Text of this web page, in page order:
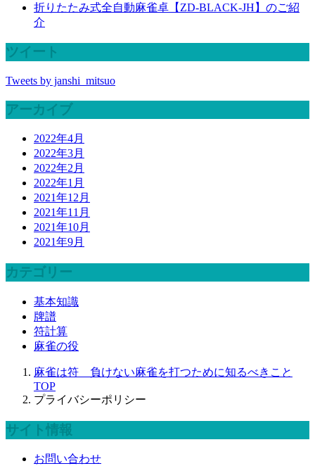
折りたたみ式全自動麻雀卓【ZD-BLACK-JH】のご紹
介
ツイート
Tweets by janshi_mitsuo
アーカイブ
2022年4月
2022年3月
2022年2月
2022年1月
2021年12月
2021年11月
2021年10月
2021年9月
カテゴリー
基本知識
牌譜
符計算
麻雀の役
麻雀は符 負けない麻雀を打つために知るべきこと
TOP
プライバシーポリシー
サイト情報
お問い合わせ